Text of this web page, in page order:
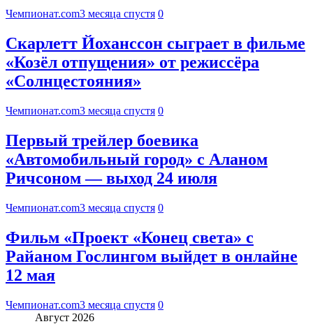
Чемпионат.com3 месяца спустя 0
Скарлетт Йоханссон сыграет в фильме
«Козёл отпущения» от режиссёра
«Солнцестояния»
Чемпионат.com3 месяца спустя 0
Первый трейлер боевика
«Автомобильный город» с Аланом
Ричсоном — выход 24 июля
Чемпионат.com3 месяца спустя 0
Фильм «Проект «Конец света» с
Райаном Гослингом выйдет в онлайне
12 мая
Чемпионат.com3 месяца спустя 0
Август 2026